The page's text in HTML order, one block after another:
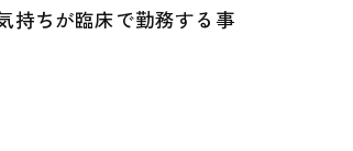
持ちが臨床で勤務する事